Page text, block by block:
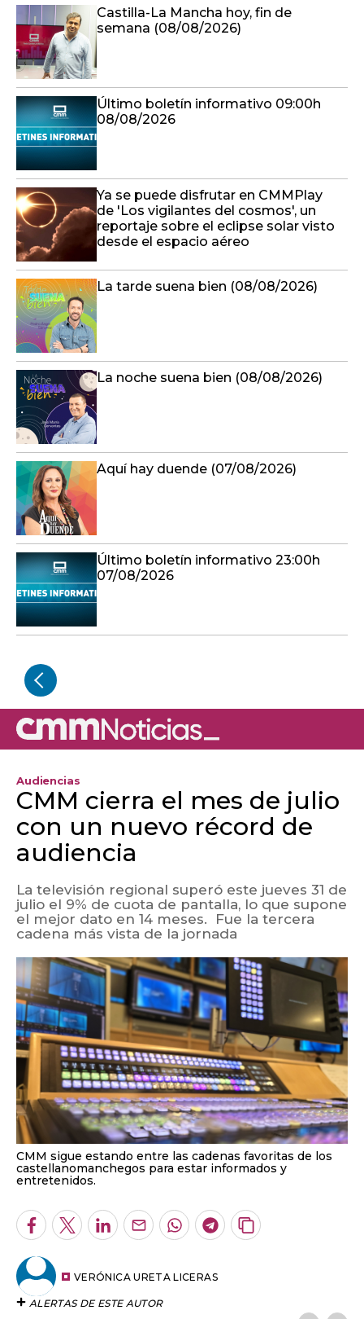
Castilla-La Mancha hoy, fin de
semana (08/08/2026)
Último boletín informativo 09:00h
08/08/2026
Ya se puede disfrutar en CMMPlay
de 'Los vigilantes del cosmos', un
reportaje sobre el eclipse solar visto
desde el espacio aéreo
La tarde suena bien (08/08/2026)
La noche suena bien (08/08/2026)
Aquí hay duende (07/08/2026)
Último boletín informativo 23:00h
07/08/2026
Audiencias
CMM cierra el mes de julio
con un nuevo récord de
audiencia
La televisión regional superó este jueves 31 de
julio el 9% de cuota de pantalla, lo que supone
el mejor dato en 14 meses. Fue la tercera
cadena más vista de la jornada
CMM sigue estando entre las cadenas favoritas de los
castellanomanchegos para estar informados y
entretenidos.
Facebook
TwitterLinkedInEnviarWhatsapp
Telegram
Copiar
VERÓNICA URETA LICERAS
ALERTAS DE ESTE AUTOR